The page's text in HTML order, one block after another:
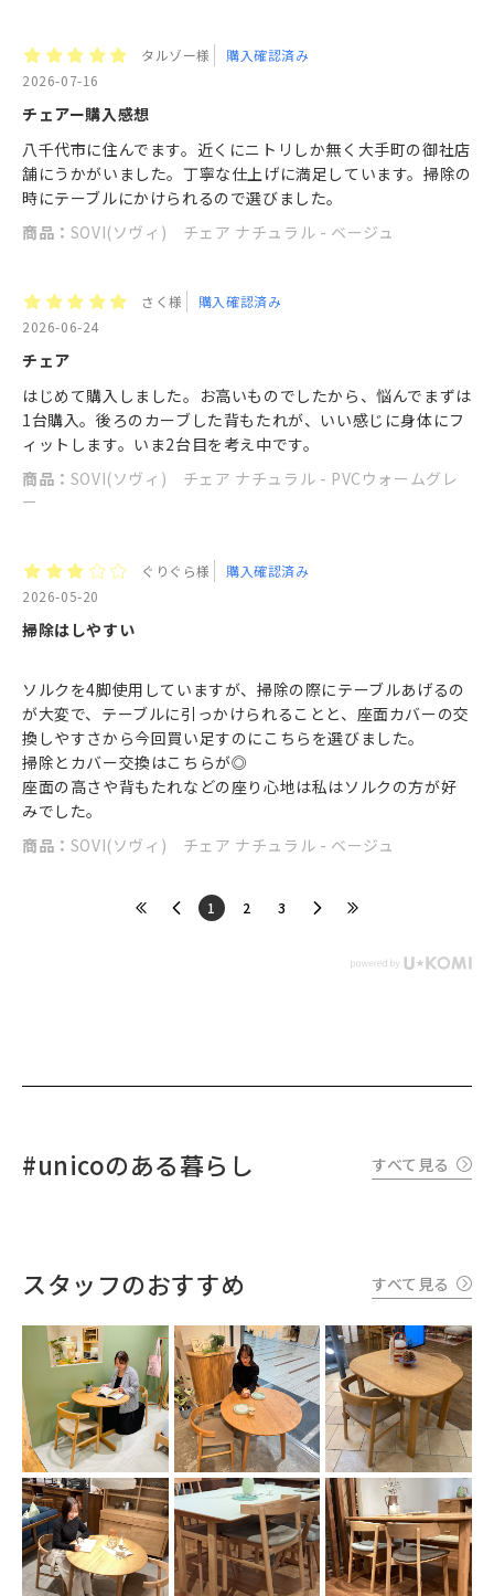
タルゾー様
購入確認済み
2026-07-16
チェアー購入感想
八千代市に住んでます。近くにニトリしか無く大手町の御社店
舗にうかがいました。丁寧な仕上げに満足しています。掃除の
時にテーブルにかけられるので選びました。
商品： SOVI(ソヴィ) チェア ナチュラル - ベージュ
さく様
購入確認済み
2026-06-24
チェア
はじめて購入しました。お高いものでしたから、悩んでまずは
1台購入。後ろのカーブした背もたれが、いい感じに身体にフ
ィットします。いま2台目を考え中です。
商品： SOVI(ソヴィ) チェア ナチュラル - PVCウォームグレ
ー
ぐりぐら様
購入確認済み
2026-05-20
掃除はしやすい
ソルクを4脚使用していますが、掃除の際にテーブルあげるの
が大変で、テーブルに引っかけられることと、座面カバーの交
換しやすさから今回買い足すのにこちらを選びました。
掃除とカバー交換はこちらが◎
座面の高さや背もたれなどの座り心地は私はソルクの方が好
みでした。
商品： SOVI(ソヴィ) チェア ナチュラル - ベージュ
​1 ​2 ​3
#unicoのある暮らし すべて見る
スタッフのおすすめ すべて見る